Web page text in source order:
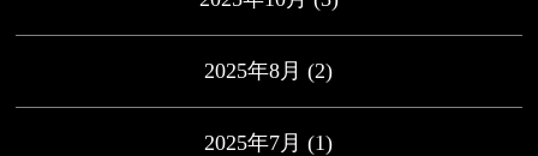
2025年8月 (2)
2025年7月 (1)